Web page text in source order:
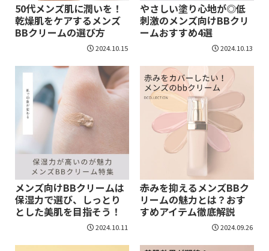
50代メンズ肌に潤いを！
乾燥肌をケアするメンズ
BBクリームの選び方
2024.10.15
やさしい塗り心地が◎低
刺激のメンズ向けBBクリ
ームおすすめ4選
2024.10.13
メンズ向けBBクリームは
保湿力で選び、しっとり
とした美肌を目指そう！
2024.10.11
赤みを抑えるメンズBBク
リームの魅力とは？おす
すめアイテム徹底解説
2024.09.26